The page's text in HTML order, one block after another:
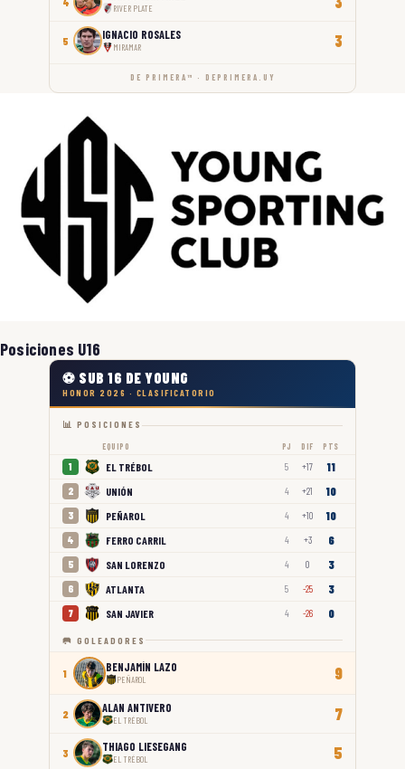
RIVER PLATE
5 IGNACIO ROSALES
MIRAMAR 3
DE PRIMERA™ · DEPRIMERA.UY
Posiciones U16
⚽ SUB 16 DE YOUNG
HONOR 2026 · CLASIFICATORIO
📊 POSICIONES
EQUIPO PJ DIF PTS
1 EL TRÉBOL 5 +17 11
2 UNIÓN 4 +21 10
3 PEÑAROL 4 +10 10
4 FERRO CARRIL 4 +3 6
5 SAN LORENZO 4 0 3
6 ATLANTA 5 -25 3
7 SAN JAVIER 4 -26 0
🥅 GOLEADORES
1 BENJAMÍN LAZO
PEÑAROL 9
2 ALAN ANTIVERO
EL TRÉBOL 7
3 THIAGO LIESEGANG
EL TRÉBOL 5